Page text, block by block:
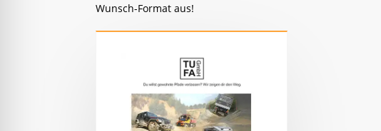
Wunsch-Format aus!